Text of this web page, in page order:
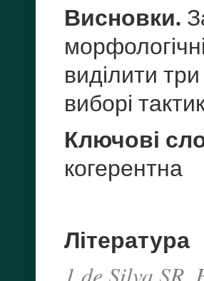
Висновки.
виділити
виборі
Ключові
когерентна
Література